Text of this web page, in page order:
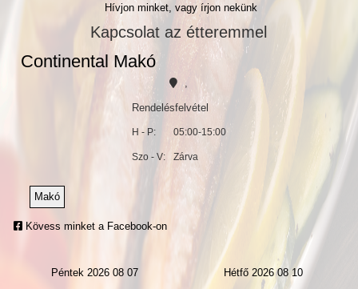
Hívjon minket, vagy írjon nekünk
Kapcsolat az étteremmel
Continental Makó
,
Rendelésfelvétel
H - P: 05:00-15:00
Szo - V: Zárva
Makó
Kövess minket a Facebook-on
Péntek 2026 08 07 Hétfő 2026 08 10